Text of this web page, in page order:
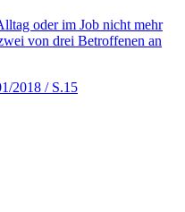
oder im Job nicht mehr
von drei Betroffenen an
2018 / S.15